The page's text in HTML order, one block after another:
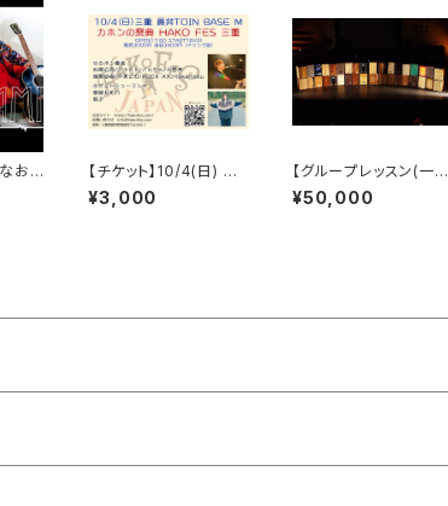
おこ
【チケット】10/4(日) 三
重 員弁TOIN BASE M
/ HAKO FES 三重 202
¥3,000
【グループレッスン(一都
三県)】ダブル講師によ
るカホングループレッス
¥50,000